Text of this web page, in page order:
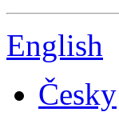
English
Česky